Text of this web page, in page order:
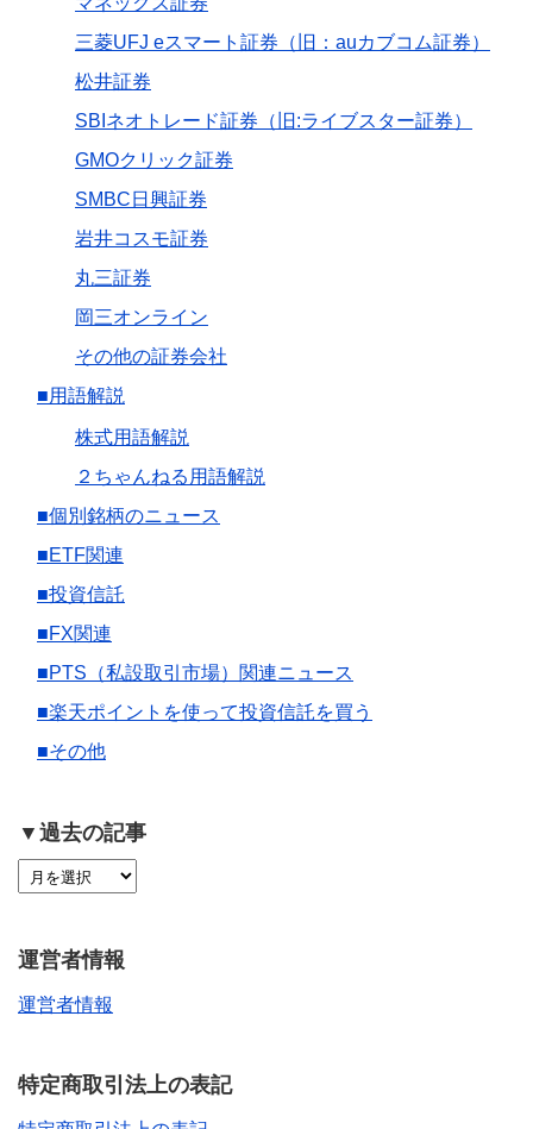
三菱UFJ eスマート証券（旧：auカブコム証券）
松井証券
SBIネオトレード証券（旧:ライブスター証券）
GMOクリック証券
SMBC日興証券
岩井コスモ証券
丸三証券
岡三オンライン
その他の証券会社
■用語解説
株式用語解説
２ちゃんねる用語解説
■個別銘柄のニュース
■ETF関連
■投資信託
■FX関連
■PTS（私設取引市場）関連ニュース
■楽天ポイントを使って投資信託を買う
■その他
▼過去の記事
運営者情報
運営者情報
特定商取引法上の表記